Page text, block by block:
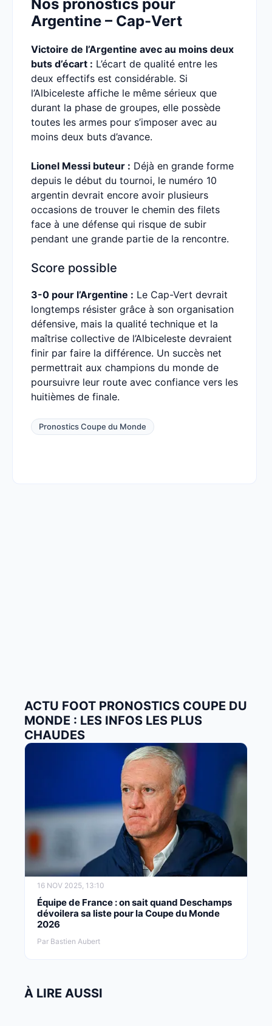
Nos pronostics pour
Argentine – Cap-Vert
Victoire de l’Argentine avec au moins deux
buts d’écart : L’écart de qualité entre les
deux effectifs est considérable. Si
l’Albiceleste affiche le même sérieux que
durant la phase de groupes, elle possède
toutes les armes pour s’imposer avec au
moins deux buts d’avance.
Lionel Messi buteur : Déjà en grande forme
depuis le début du tournoi, le numéro 10
argentin devrait encore avoir plusieurs
occasions de trouver le chemin des filets
face à une défense qui risque de subir
pendant une grande partie de la rencontre.
Score possible
3-0 pour l’Argentine : Le Cap-Vert devrait
longtemps résister grâce à son organisation
défensive, mais la qualité technique et la
maîtrise collective de l’Albiceleste devraient
finir par faire la différence. Un succès net
permettrait aux champions du monde de
poursuivre leur route avec confiance vers les
huitièmes de finale.
Pronostics Coupe du Monde
ACTU FOOT PRONOSTICS COUPE DU
MONDE : LES INFOS LES PLUS
CHAUDES
16 NOV 2025, 13:10
Équipe de France : on sait quand Deschamps
dévoilera sa liste pour la Coupe du Monde
2026
Par Bastien Aubert
À LIRE AUSSI